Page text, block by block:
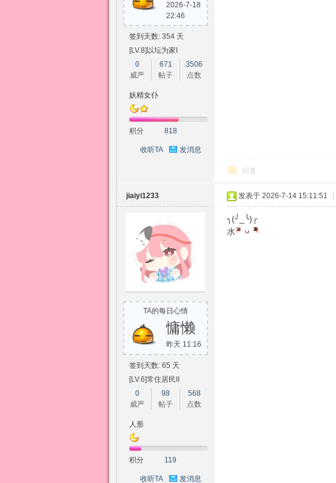
2026-7-18
22:46
签到天数: 354 天
[LV.8]以坛为家I
0
威严
671
帖子
3506
点数
妖精女仆
积分 818
收听TA 发消息
回复
jiaiyi1233
TA的每日心情
慵懒
昨天 11:16
签到天数: 65 天
[LV.6]常住居民II
0
威严
98
帖子
568
点数
人形
积分 119
收听TA 发消息
发表于 2026-7-14 15:11:51
╮(╯_╰)╭
水